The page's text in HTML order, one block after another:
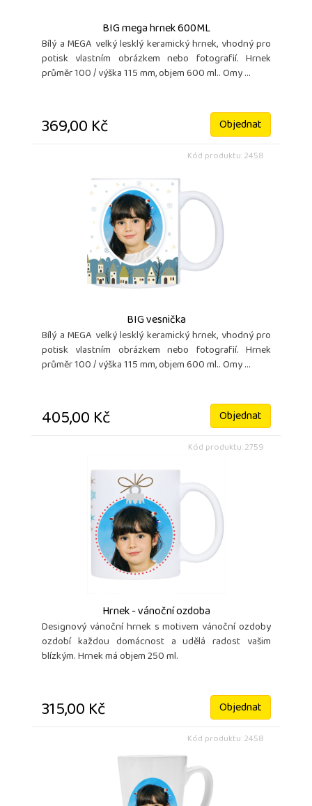
BIG mega hrnek 600ML
Bílý a MEGA velký lesklý keramický hrnek, vhodný pro
potisk vlastním obrázkem nebo fotografií. Hrnek
průměr 100 / výška 115 mm, objem 600 ml.. Omy ...
369,00 Kč Objednat
Kód produktu: 2458
BIG vesnička
Bílý a MEGA velký lesklý keramický hrnek, vhodný pro
potisk vlastním obrázkem nebo fotografií. Hrnek
průměr 100 / výška 115 mm, objem 600 ml.. Omy ...
405,00 Kč Objednat
Kód produktu: 2759
Hrnek - vánoční ozdoba
Designový vánoční hrnek s motivem vánoční ozdoby
ozdobí každou domácnost a udělá radost vašim
blízkým. Hrnek má objem 250 ml.
315,00 Kč Objednat
Kód produktu: 2458